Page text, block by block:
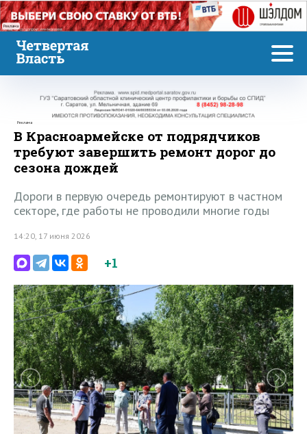
Реклама
Реклама
В Красноармейске от подрядчиков
требуют завершить ремонт дорог до
сезона дождей
Дороги в первую очередь ремонтируют в частном
секторе, где работы не проводили многие годы
14:20, 17 июня 2026
+1